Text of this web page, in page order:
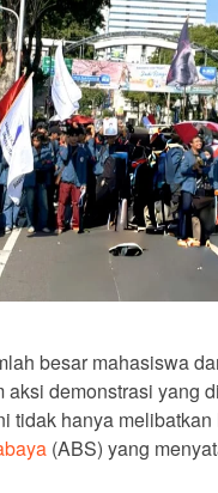
besar mahasiswa
aksi demonstrasi yang
tidak hanya
(ABS) yang